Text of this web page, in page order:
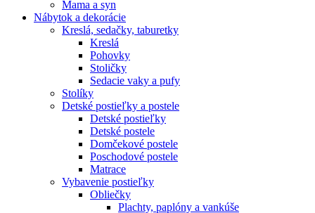
Mama a syn
Nábytok a dekorácie
Kreslá, sedačky, taburetky
Kreslá
Pohovky
Stoličky
Sedacie vaky a pufy
Stolíky
Detské postieľky a postele
Detské postieľky
Detské postele
Domčekové postele
Poschodové postele
Matrace
Vybavenie postieľky
Obliečky
Plachty, paplóny a vankúše